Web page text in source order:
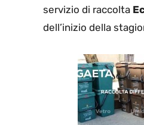
servizio di raccolta
dell’inizio della